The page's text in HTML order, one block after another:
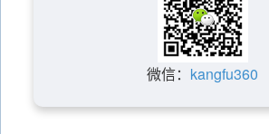
微信： kangfu360